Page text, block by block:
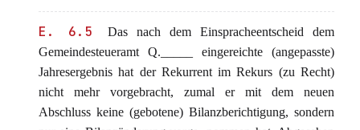
E. 6.5
Das nach dem Einspracheentscheid dem
Gemeindesteueramt Q._____ eingereichte (angepasste)
Jahresergebnis hat der Rekurrent im Rekurs (zu Recht)
nicht mehr vorgebracht, zumal er mit dem neuen
Abschluss keine (gebotene) Bilanzberichtigung, sondern